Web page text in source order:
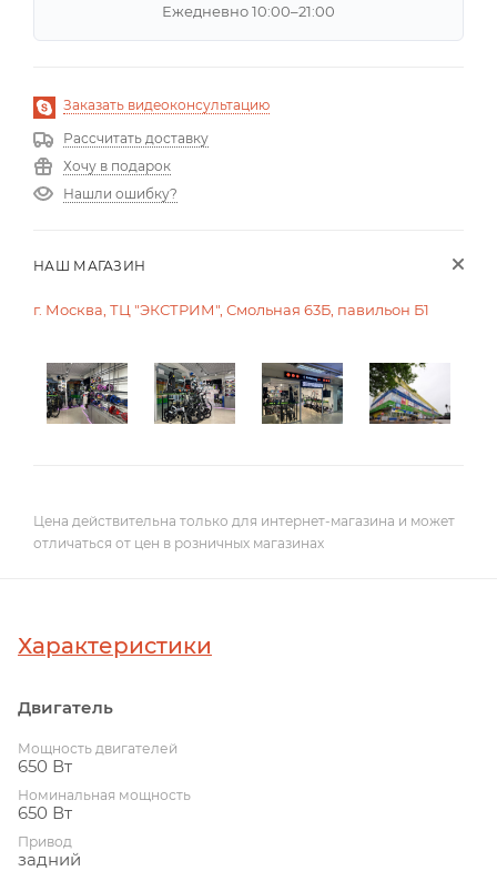
Ежедневно 10:00–21:00
Заказать видеоконсультацию
Рассчитать доставку
Хочу в подарок
Нашли ошибку?
НАШ МАГАЗИН
г. Москва, ТЦ "ЭКСТРИМ", Смольная 63Б, павильон Б1
Цена действительна только для интернет-магазина и может
отличаться от цен в розничных магазинах
Характеристики
Двигатель
Мощность двигателей
650 Вт
Номинальная мощность
650 Вт
Привод
задний